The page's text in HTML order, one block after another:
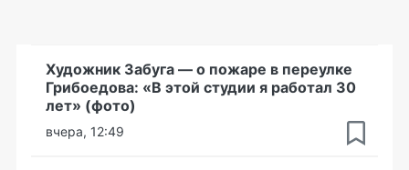
Художник Забуга — о пожаре в переулке
Грибоедова: «В этой студии я работал 30
лет» (фото)
вчера, 12:49